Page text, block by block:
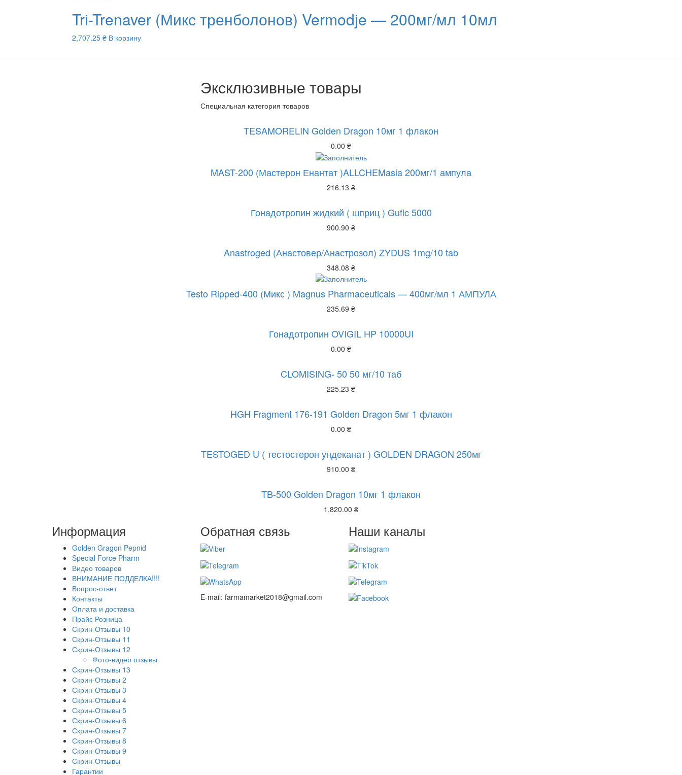
Tri-Trenaver (Микс тренболонов) Vermodje — 200мг/мл 10мл
2,707.25 ₴ В корзину
Эксклюзивные товары
Специальная категория товаров
TESAMORELIN Golden Dragon 10мг 1 флакон
0.00 ₴
MAST-200 (Мастерон Енантат )ALLCHEMasia 200мг/1 ампула
216.13 ₴
Гонадотропин жидкий ( шприц ) Gufic 5000
900.90 ₴
Anastroged (Анастовер/Анастрозол) ZYDUS 1mg/10 tab
348.08 ₴
Testo Ripped-400 (Микс ) Magnus Pharmaceuticals — 400мг/мл 1 АМПУЛА
235.69 ₴
Гонадотропин OVIGIL HP 10000UI
0.00 ₴
CLOMISING- 50 50 мг/10 таб
225.23 ₴
HGH Fragment 176-191 Golden Dragon 5мг 1 флакон
0.00 ₴
TESTOGED U ( тестостерон ундеканат ) GOLDEN DRAGON 250мг
910.00 ₴
TB-500 Golden Dragon 10мг 1 флакон
1,820.00 ₴
Информация
Golden Gragon Pepnid
Special Force Pharm
Видео товаров
ВНИМАНИЕ ПОДДЕЛКА!!!!
Вопрос-ответ
Контакты
Оплата и доставка
Прайс Розница
Скрин-Отзывы 10
Скрин-Отзывы 11
Скрин-Отзывы 12
Фото-видео отзывы
Скрин-Отзывы 13
Скрин-Отзывы 2
Скрин-Отзывы 3
Скрин-Отзывы 4
Скрин-Отзывы 5
Скрин-Отзывы 6
Скрин-Отзывы 7
Скрин-Отзывы 8
Скрин-Отзывы 9
Скрин-Отзывы
Гарантии
Обратная связь
E-mail: farmamarket2018@gmail.com
Наши каналы